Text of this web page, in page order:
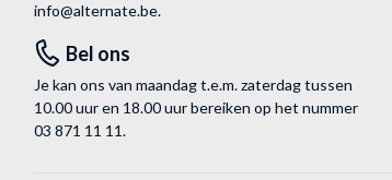
info@alternate.be.
Bel ons
Je kan ons van maandag t.e.m. zaterdag tussen
10.00 uur en 18.00 uur bereiken op het nummer
03 871 11 11.